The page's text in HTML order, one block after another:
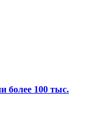
более 100 тыс.